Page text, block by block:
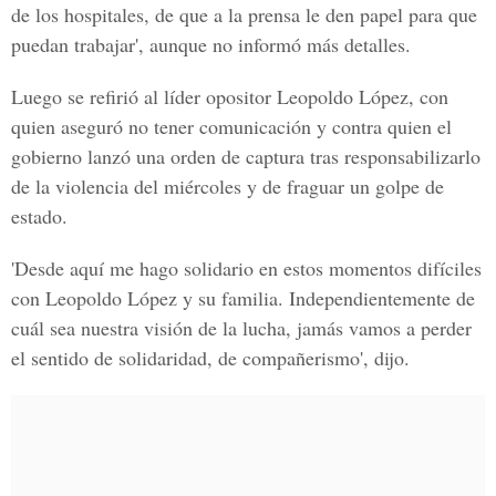
de los hospitales, de que a la prensa le den papel para que
puedan trabajar', aunque no informó más detalles.
Luego se refirió al líder opositor Leopoldo López, con
quien aseguró no tener comunicación y contra quien el
gobierno lanzó una orden de captura tras responsabilizarlo
de la violencia del miércoles y de fraguar un golpe de
estado.
'Desde aquí me hago solidario en estos momentos difíciles
con Leopoldo López y su familia. Independientemente de
cuál sea nuestra visión de la lucha, jamás vamos a perder
el sentido de solidaridad, de compañerismo', dijo.